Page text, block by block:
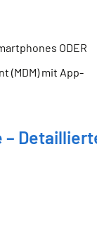
ODER
(MDM) mit App-
–